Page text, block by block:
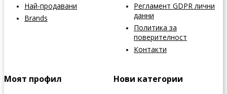
Най-продавани
Brands
Регламент GDPR лични
данни
Политика за
поверителност
Контакти
Моят профил Нови категории